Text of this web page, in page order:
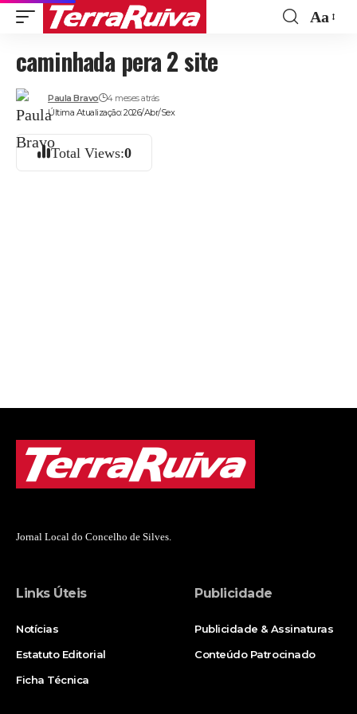
Aa
caminhada pera 2 site
Última Atualização: 2026/Abr/Sex
Paula Bravo 4 meses atrás
Total Views:0
Jornal Local do Concelho de Silves.
Links Úteis
Notícias
Estatuto Editorial
Ficha Técnica
Publicidade
Publicidade & Assinaturas
Conteúdo Patrocinado